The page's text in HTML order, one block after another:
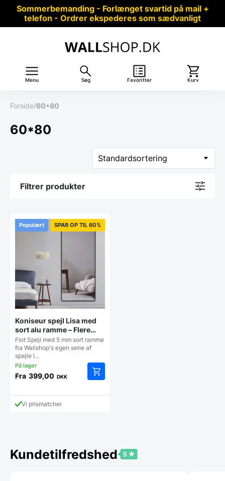
Sommerbemanding - Forlænget svartid på mail +
telefon - Ordrer ekspederes som sædvanligt
Menu Søg Favoritter Kurv
Forside/60*80
60*80
Filtrer produkter
Populært SPAR OP TIL 60%
Koniseur spejl Lisa med
sort alu ramme – Flere
størrelser
Flot Spejl med 5 mm sort ramme
fra Wallshop's egen serie af
spejle I…
Fra 399,00 DKK
vare
vælges
på
Vi prismatcher
Kundetilfredshed